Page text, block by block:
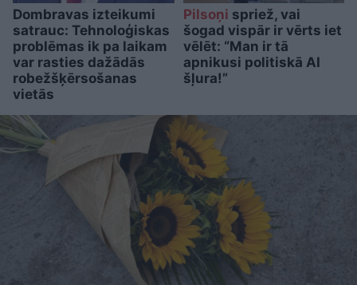
Dombravas izteikumi
satrauc: Tehnoloģiskas
problēmas ik pa laikam
var rasties dažādās
robežšķērsošanas
vietās
Pilsoņi spriež, vai
šogad vispār ir vērts iet
vēlēt: “Man ir tā
apnikusi politiskā AI
šļura!”